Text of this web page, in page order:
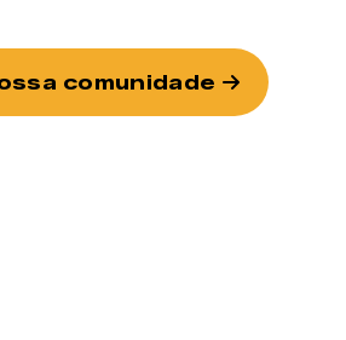
comunidade